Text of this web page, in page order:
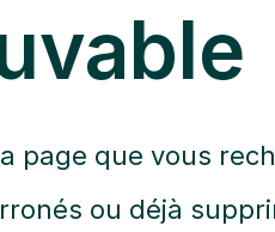
page que vous
ou déjà